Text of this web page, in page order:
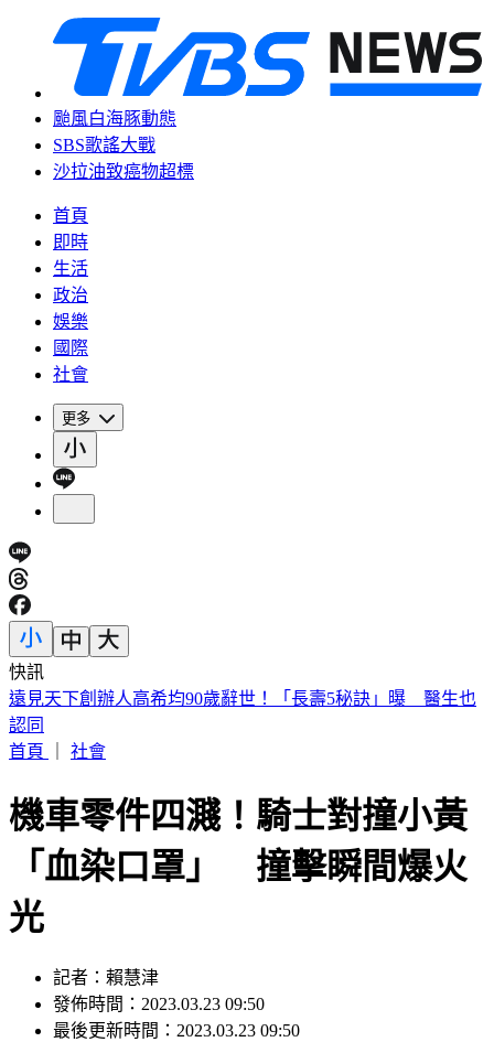
颱風白海豚動態
SBS歌謠大戰
沙拉油致癌物超標
首頁
即時
生活
政治
娛樂
國際
社會
更多
快訊
美股開盤／聯準會升息疑慮意外減緩！標普、那指「雙開高」
首頁
機車零件四濺！騎士對撞小黃
「血染口罩」 撞擊瞬間爆火
光
發佈時間：2023.03.23 09:50
最後更新時間：2023.03.23 09:50